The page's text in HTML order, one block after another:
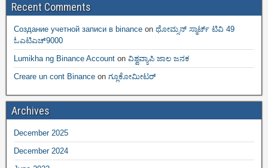
Recent Comments
Создание учетной записи в binance on ಥೋಮ್ಸನ್ ಸ್ಮಾರ್ಟ್‌ ಟಿವಿ 49
ಓಎಟಿಎಚ್9000
Lumikha ng Binance Account on ವಿಶ್ವವ್ಯಾಪಿ ಜಾಲ ಜನಕ
Creare un cont Binance on ಗ್ಲೂಕೋಮೀಟರ್
Archives
December 2025
December 2024